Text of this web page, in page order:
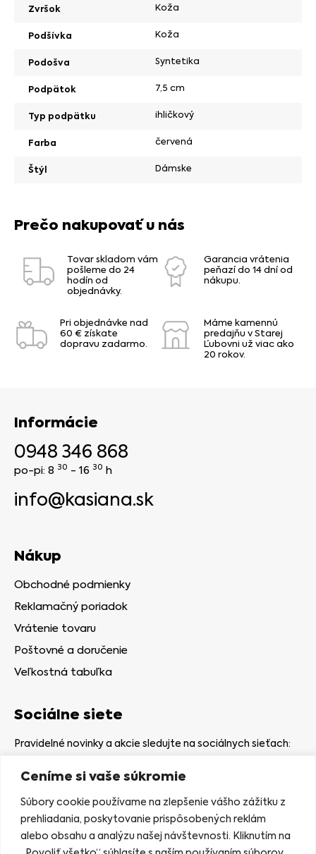
Ceníme si vaše súkromie
Súbory cookie používame na zlepšenie vášho zážitku z
prehliadania, poskytovanie prispôsobených reklám
alebo obsahu a analýzu našej návštevnosti. Kliknutím na
Zvršok Koža
Podšívka Koža
Podošva Syntetika
Podpätok 7,5 cm
Typ podpätku ihličkový
Farba červená
Štýl Dámske
Prečo nakupovať u nás
Tovar skladom vám
pošleme do 24
hodín od
objednávky.
Garancia vrátenia
peňazí do 14 dní od
nákupu.
Pri objednávke nad
60 € získate
dopravu zadarmo.
Máme kamennú
predajňu v Starej
Ľubovni už viac ako
20 rokov.
Informácie
0948 346 868
po-pi: 8 30 - 16 30 h
info@kasiana.sk
Nákup
Obchodné podmienky
Reklamačný poriadok
Vrátenie tovaru
Poštovné a doručenie
Veľkostná tabuľka
Sociálne siete
Pravidelné novinky a akcie sledujte na sociálnych sieťach:
Kamenná predajňa